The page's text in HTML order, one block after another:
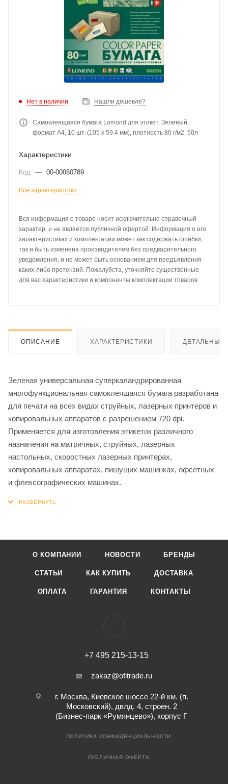
Нет в наличии Нашли дешевле?
Самоклеящаяся бумага Lomond для этикет. Зеленый,
формат A4, 10 шт. (105 x 59.4 мм), плотность 80 г/м2, 50л
Характеристики
Код — 00-00060789
Все характеристики
Вся информация о товаре носит исключительно справочный
характер, и не является публичной офертой. Информация о его
характеристиках и комплектации может как содержать ошибки,
так и быть изменена производителем без предварительного
уведомления, и не может быть основанием для предъявления
каких-либо претензий. Пожалуйста, уточняйте существенные
для вас характеристики и компоненты комплектации товаров
ОПИСАНИЕ ХАРАКТЕРИСТИКИ ДЕТАЛЬНЫЕ
Зеленая универсальная суперкаландрированная
многофункциональная самоклеящаяся бумага разработана
для печати на всех видах струйных, лазерных принтеров и
копировальных аппаратов с разрешением 720 dpi.
Применяется для изготовления этикеток различного
назначения на матричных, струйных, лазерных
настольных, скоростных лазерных принтерах,
копировальных аппаратах, пишущих машинках, офсетных
и флексографических машинах.
О КОМПАНИИ НОВОСТИ БРЕНДЫ
СТАТЬИ КАК КУПИТЬ ДОСТАВКА
ОПЛАТА ГАРАНТИЯ КОНТАКТЫ
+7 495 215-13-15
zakaz@ofitrade.ru
г. Москва, Киевское шоссе 22-й км. (п.
Московский), двлд. 4, строен. 2
(Бизнес-парк «Румянцево»), корпус Г
ПОЛИТИКА КОНФИДЕНЦИАЛЬНОСТИ
ПУБЛИЧНАЯ ОФЕРТА